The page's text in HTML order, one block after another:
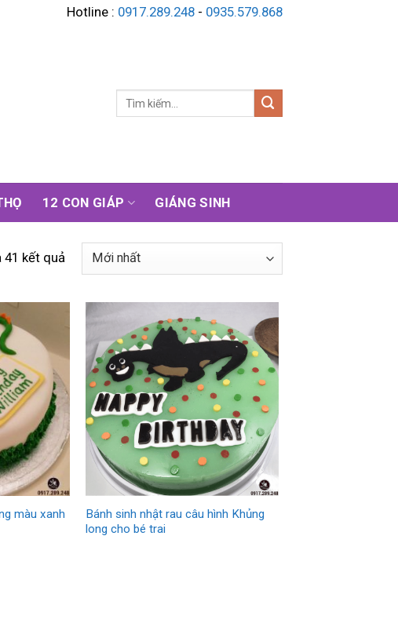
Hotline : 0917.289.248 - 0935.579.868
Tìm
12 CON GIÁP GIÁNG SINH
41 kết quả
màu xanh
Bánh sinh nhật rau câu hình Khủng
long cho bé trai